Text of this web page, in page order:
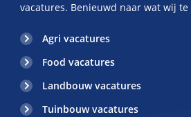
vacatures. Benieuwd naar wat wij
Agri vacatures
Food vacatures
Landbouw vacatures
Tuinbouw vacatures